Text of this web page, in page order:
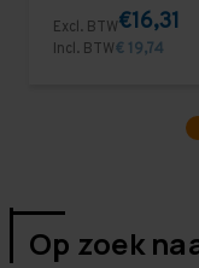
Excl. BTW€16,31
Incl. BTW€ 19,74
Op zoek